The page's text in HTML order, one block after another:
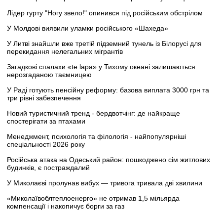
Лідер гурту "Ногу звело!" опинився під російським обстрілом
У Молдові виявили уламки російського «Шахеда»
У Литві знайшли вже третій підземний тунель із Білорусі для
перекидання нелегальних мігрантів
Загадкові спалахи «te lapa» у Тихому океані залишаються
нерозгаданою таємницею
У Раді готують пенсійну реформу: базова виплата 3000 грн та
три рівні забезпечення
Новий туристичний тренд - бердвотчінг: де найкраще
спостерігати за птахами
Менеджмент, психологія та філологія - найпопулярніші
спеціальності 2026 року
Російська атака на Одеський район: пошкоджено сім житлових
будинків, є постраждалий
У Миколаєві пролунав вибух — тривога тривала дві хвилини
«Миколаївоблтеплоенерго» не отримав 1,5 мільярда
компенсації і накопичує борги за газ